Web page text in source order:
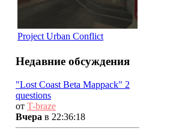
Project Urban Conflict
Недавние обсуждения
"Lost Coast Beta Mappack" 2
questions
от T-braze
Вчера в 22:36:18